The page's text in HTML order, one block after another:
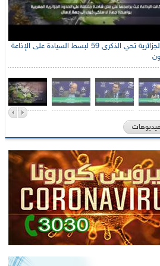
الإذاعة الجزائرية تحي الذكرى 59 لبسط السيادة على الإذاعة